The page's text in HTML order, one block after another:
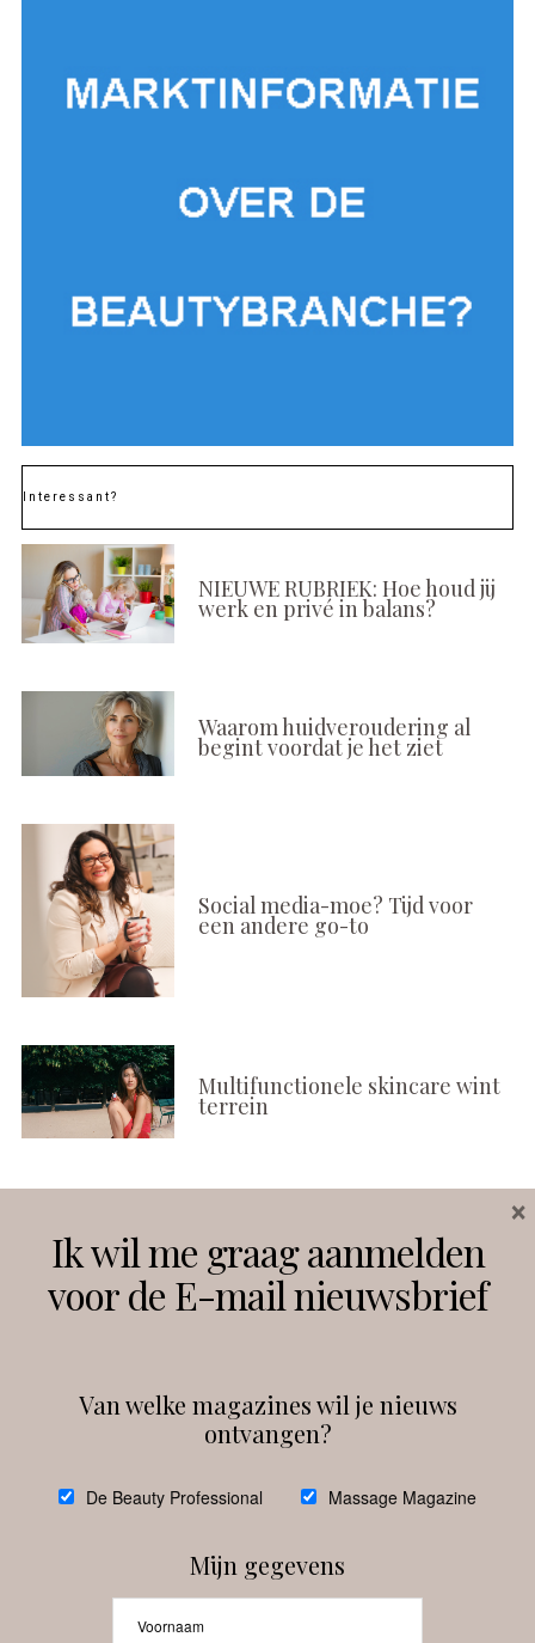
Interessant?
NIEUWE RUBRIEK: Hoe houd jij
werk en privé in balans?
Waarom huidveroudering al
begint voordat je het ziet
Social media-moe? Tijd voor
een andere go-to
Multifunctionele skincare wint
terrein
Instagram Facebook
debeautyprofessional
Ik wil me graag aanmelden
voor de E-mail nieuwsbrief
Van welke magazines wil je nieuws
ontvangen?
De Beauty Professional Massage Magazine
Mijn gegevens
×